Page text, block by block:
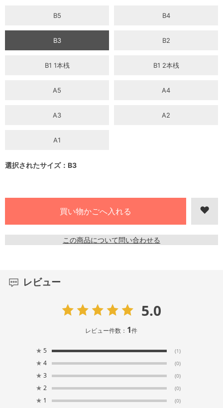
B5 B4
B3 B2
B1 1本桟 B1 2本桟
A5 A4
A3 A2
A1
選択されたサイズ：B3
この商品について問い合わせる
レビュー
5.0
レビュー件数： 1件
★ 5 (1)
★ 4 (0)
★ 3 (0)
★ 2 (0)
★ 1 (0)